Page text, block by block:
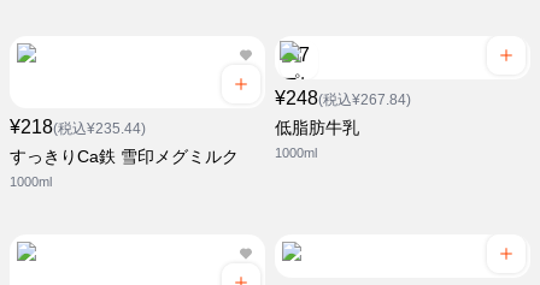
¥218(税込¥235.44)
すっきりCa鉄 雪印メグミルク
1000ml
¥248(税込¥267.84)
低脂肪牛乳
1000ml